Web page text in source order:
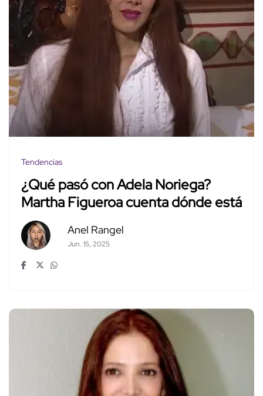
Tendencias
¿Qué pasó con Adela Noriega?
Martha Figueroa cuenta dónde está
Anel Rangel
Jun. 15, 2025